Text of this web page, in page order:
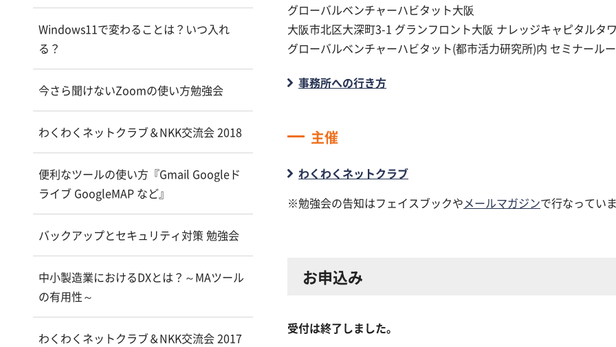
グローバルベンチャーハビタット大阪
大阪市北区大深町3-1 グランフロント大阪 ナレッジキャピタルタ
グローバルベンチャーハビタット(都市活力研究所)内 セミナール
事務所への行き方
主催
わくわくネットクラブ
※勉強会の告知はフェイスブックやメールマガジンで行なってい
お申込み
受付は終了しました。
Windows11で変わることは？いつ入れ
る？
今さら聞けないZoomの使い方勉強会
わくわくネットクラブ＆NKK交流会 2018
便利なツールの使い方『Gmail Googleド
ライブ GoogleMAP など』
バックアップとセキュリティ対策 勉強会
中小製造業におけるDXとは？～MAツール
の有用性～
わくわくネットクラブ＆NKK交流会 2017